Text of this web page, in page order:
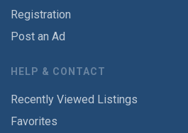
Registration
Post an Ad
HELP & CONTACT
Recently Viewed Listings
Favorites